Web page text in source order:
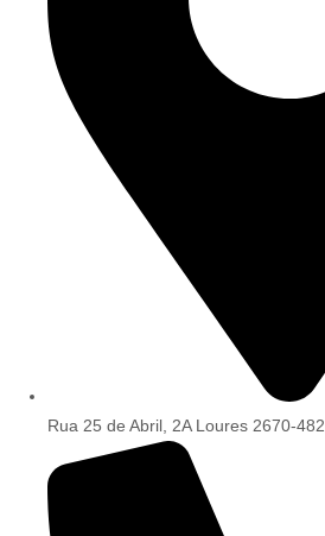
Rua 25 de Abril, 2A Loures 2670-482